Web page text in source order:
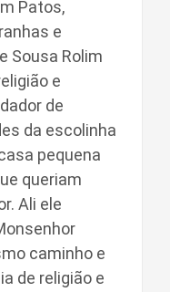
Patos,
e
Sousa Rolim
e
de
da escolinha
pequena
queriam
Ali ele
caminho e
de religião e